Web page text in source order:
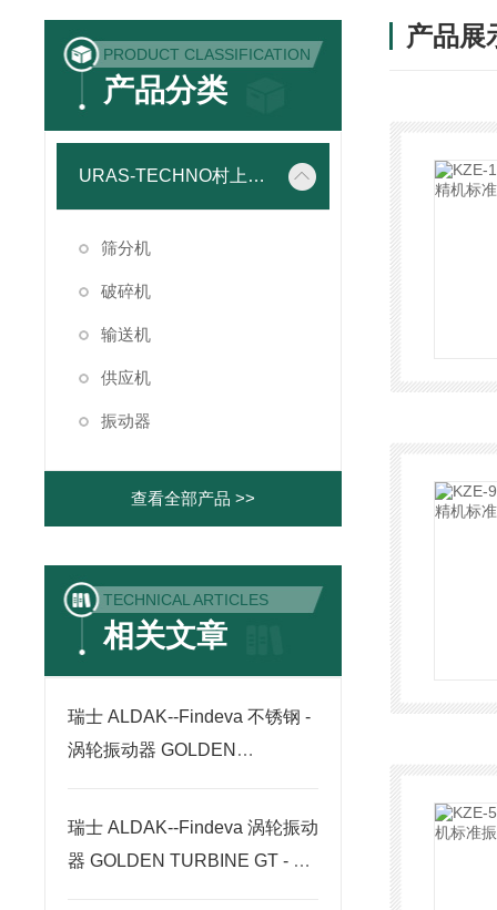
PRODUCT CLASSIFICATION
产品分类
URAS-TECHNO村上精机
筛分机
破碎机
输送机
供应机
振动器
查看全部产品 >>
TECHNICAL ARTICLES
相关文章
瑞士 ALDAK--Findeva 不锈钢 -
涡轮振动器 GOLDEN
瑞士 ALDAK--Findeva 涡轮振动
器 GOLDEN TURBINE GT - 系
产品展